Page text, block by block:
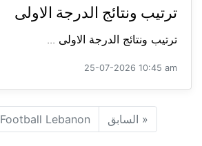
ترتيب ونتائج الدرجة الاولى
ترتيب ونتائج الدرجة الاولى ...
25-07-2026 10:45 am
« السابق Football Lebanon